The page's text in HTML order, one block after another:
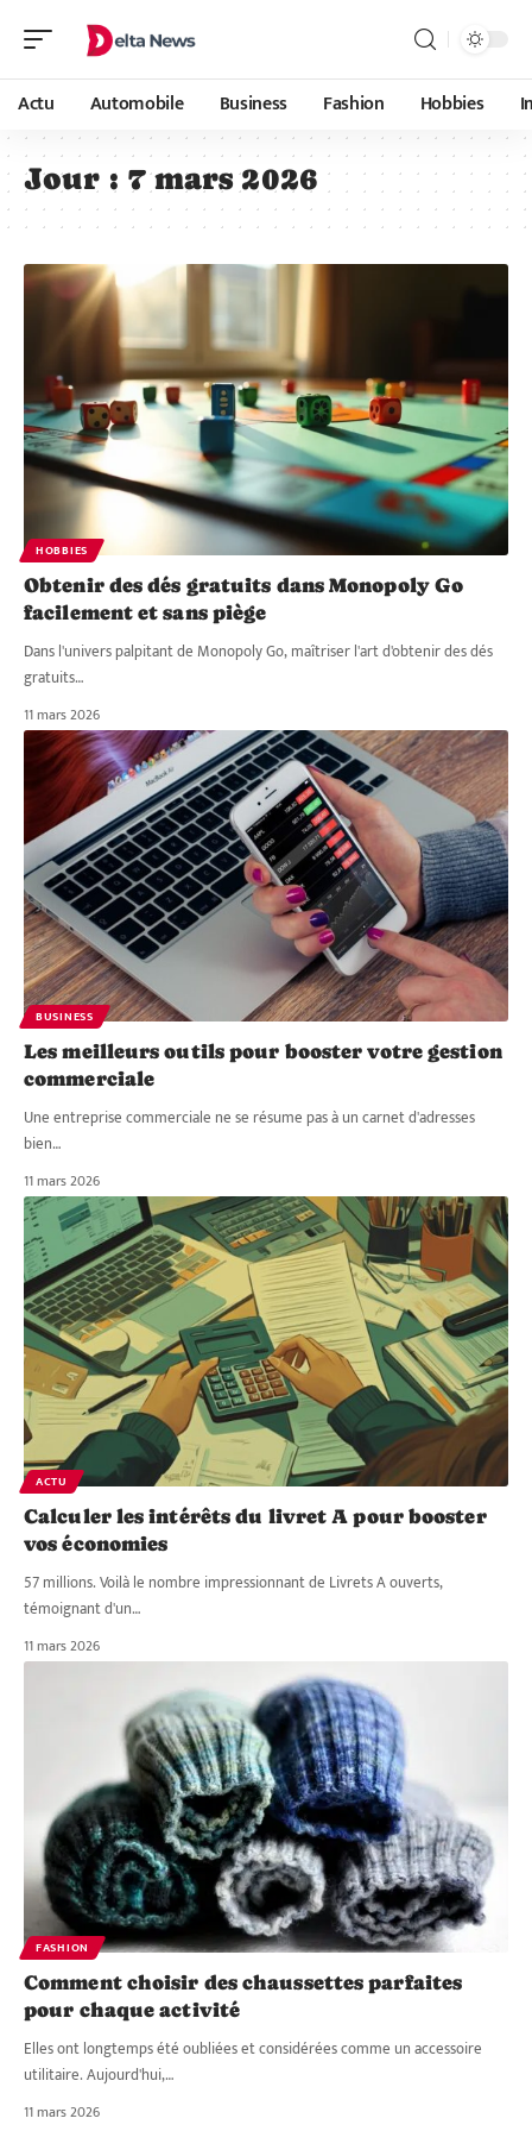
Actu Automobile Business Fashion Hobbies
Jour : 7 mars 2026
HOBBIES
Obtenir des dés gratuits dans Monopoly Go
facilement et sans piège
Dans l'univers palpitant de Monopoly Go, maîtriser l'art d'obtenir des dés
gratuits…
11 mars 2026
BUSINESS
Les meilleurs outils pour booster votre gestion
commerciale
Une entreprise commerciale ne se résume pas à un carnet d'adresses
bien…
11 mars 2026
ACTU
Calculer les intérêts du livret A pour booster
vos économies
57 millions. Voilà le nombre impressionnant de Livrets A ouverts,
témoignant d'un…
11 mars 2026
FASHION
Comment choisir des chaussettes parfaites
pour chaque activité
Elles ont longtemps été oubliées et considérées comme un accessoire
utilitaire. Aujourd'hui,…
11 mars 2026